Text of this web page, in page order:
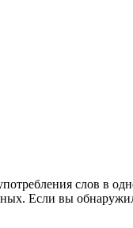
слов в
Если вы